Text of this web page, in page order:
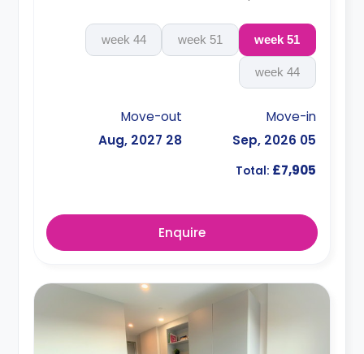
51 week
51 week
44 week
44 week
Move-in
05 Sep, 2026
Move-out
28 Aug, 2027
Total: £7,905
Enquire